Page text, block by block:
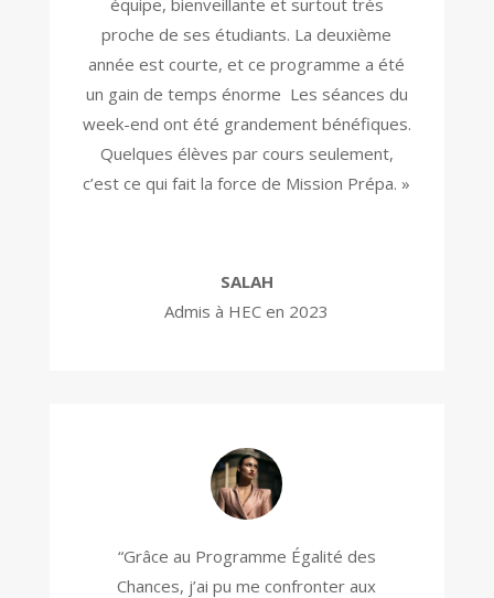
proche de ses étudiants. La deuxième
année est courte, et ce programme a été
un gain de temps énorme Les séances du
week-end ont été grandement bénéfiques.
Quelques élèves par cours seulement,
c’est ce qui fait la force de Mission Prépa. »
SALAH
Admis à HEC en 2023
“Grâce au Programme Égalité des
Chances, j’ai pu me confronter aux